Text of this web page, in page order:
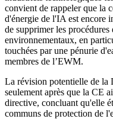
convient de rappeler que la
d'énergie de l'IA est encore
de supprimer les
environnementaux, en
touchées par une pénurie
membres de l’EWM.
La révision potentielle de la
seulement après que la CE
directive, concluant qu'elle
communs de protection de